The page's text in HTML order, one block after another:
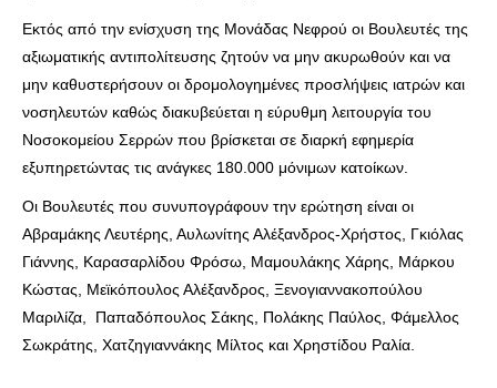
Εκτός από την ενίσχυση της Μονάδας Νεφρού οι Βουλευτές της
αξιωματικής αντιπολίτευσης ζητούν να μην ακυρωθούν και να
μην καθυστερήσουν οι δρομολογημένες προσλήψεις ιατρών και
νοσηλευτών καθώς διακυβεύεται η εύρυθμη λειτουργία του
Νοσοκομείου Σερρών που βρίσκεται σε διαρκή εφημερία
εξυπηρετώντας τις ανάγκες 180.000 μόνιμων κατοίκων.
Οι Βουλευτές που συνυπογράφουν την ερώτηση είναι οι
Αβραμάκης Λευτέρης, Αυλωνίτης Αλέξανδρος-Χρήστος, Γκιόλας
Γιάννης, Καρασαρλίδου Φρόσω, Μαμουλάκης Χάρης, Μάρκου
Κώστας, Μεϊκόπουλος Αλέξανδρος, Ξενογιαννακοπούλου
Μαριλίζα, Παπαδόπουλος Σάκης, Πολάκης Παύλος, Φάμελλος
Σωκράτης, Χατζηγιαννάκης Μίλτος και Χρηστίδου Ραλία.